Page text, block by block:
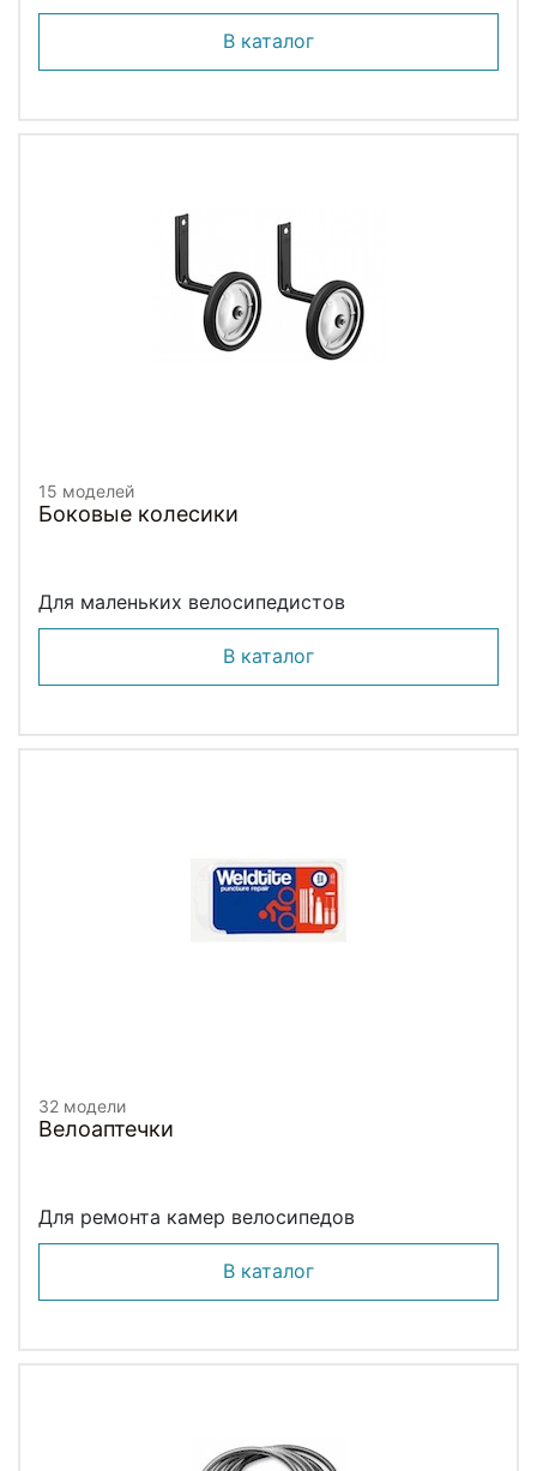
В каталог
15 моделей
Боковые колесики
Для маленьких велосипедистов
В каталог
32 модели
Велоаптечки
Для ремонта камер велосипедов
В каталог